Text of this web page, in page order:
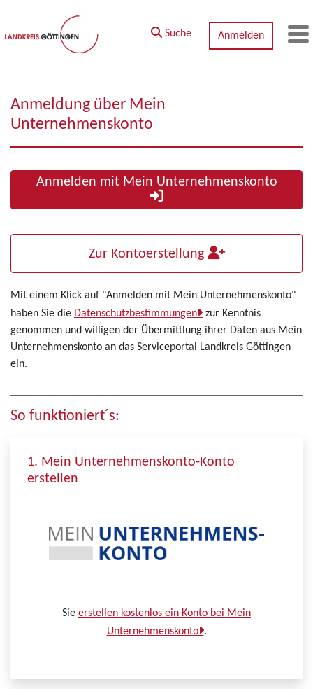
Zum Hauptinhalt springen
Suche Anmelden
Anmeldung über Mein
Unternehmenskonto
Anmelden mit Mein Unternehmenskonto
Zur Kontoerstellung
Mit einem Klick auf "Anmelden mit Mein Unternehmenskonto"
haben Sie die Datenschutzbestimmungen
zur Kenntnis
genommen und willigen der Übermittlung ihrer Daten aus Mein
Unternehmenskonto an das Serviceportal Landkreis Göttingen
ein.
So funktioniert´s:
1. Mein Unternehmenskonto-Konto
erstellen
Sie erstellen kostenlos ein Konto bei Mein
Unternehmenskonto .